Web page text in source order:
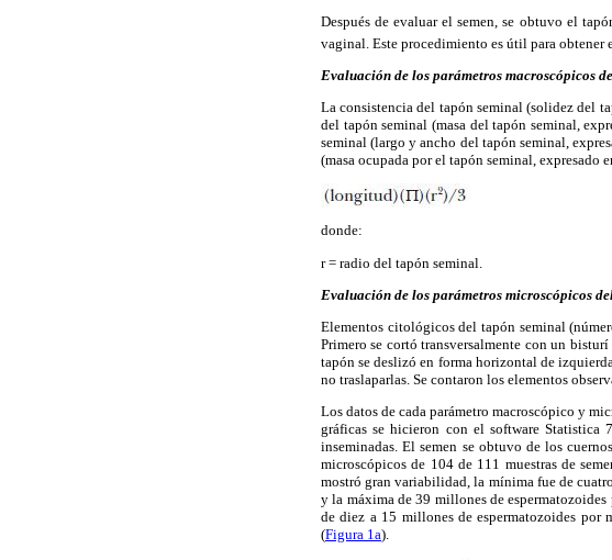
Después de evaluar el semen, se obtuvo el
vaginal. Este procedimiento es útil para obtener
Evaluación de los parámetros macroscópicos
La consistencia del tapón seminal (solidez del
del tapón seminal (masa del tapón seminal,
seminal (largo y ancho del tapón seminal,
(masa ocupada por el tapón seminal,
donde:
r = radio del tapón seminal.
Evaluación de los parámetros microscópicos
Elementos citológicos del tapón seminal
Primero se cortó transversalmente con un
tapón se deslizó en forma horizontal de
no traslaparlas. Se contaron los elementos
Los datos de cada parámetro macroscópico y
gráficas se hicieron con el software Statistica
inseminadas. El semen se obtuvo de los
microscópicos de 104 de 111 muestras de
mostró gran variabilidad, la mínima fue de
y la máxima de 39 millones de
de diez a 15 millones de espermatozoides
(Figura 1a).